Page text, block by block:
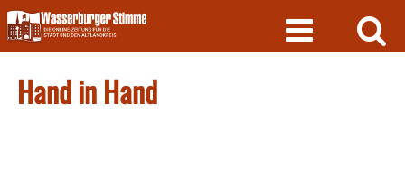
Skip
to
content
Hand in Hand